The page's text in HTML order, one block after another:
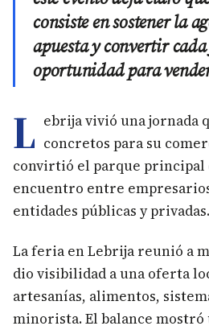
consiste en sostener la
apuesta y convertir
oportunidad para
L ebrija vivió una jornada
concretos para su
convirtió el parque principal
encuentro entre
entidades públicas y privadas.
La feria en Lebrija reunió a
dio visibilidad a una oferta
artesanías, alimentos,
minorista. El balance mostró